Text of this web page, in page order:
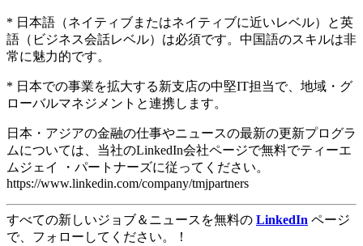
* 日本語（ネイティブまたはネイティブに近いレベル）と英
語（ビジネス会話レベル）は必須です。中国語のスキルは非
常に魅力的です。
* 日本での事業を拡大する新支店の中堅IT担当で、地域・グ
ローバルマネジメントと連携します。
日本・アジアの金融の仕事やニュースの最新の更新プログラ
ムについては、当社のLinkedIn会社ページで無料でティーエ
ムジェイ ・パートナーズに従ってください。
https://www.linkedin.com/company/tmjpartners
すべての新しいジョブ＆ニュースを無料の LinkedIn ページ
で、フォローしてください。！